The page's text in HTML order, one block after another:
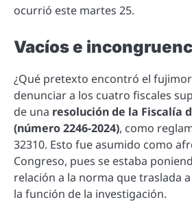
ocurrió este martes 25.
Vacíos e
¿Qué pretexto encontró el
denunciar a los cuatro fiscales
de una resolución de la Fiscalía
(número 2246-2024), como
32310. Esto fue asumido como
Congreso, pues se estaba
relación a la norma que traslada
la función de la investigación.